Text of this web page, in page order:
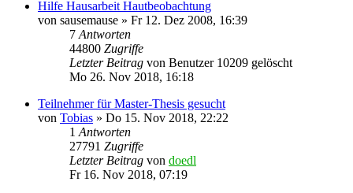
Hilfe Hausarbeit Hautbeobachtung
von sausemause » Fr 12. Dez 2008, 16:39
7 Antworten
44800 Zugriffe
Letzter Beitrag von Benutzer 10209 gelöscht
Mo 26. Nov 2018, 16:18
Teilnehmer für Master-Thesis gesucht
von Tobias » Do 15. Nov 2018, 22:22
1 Antworten
27791 Zugriffe
Letzter Beitrag von doedl
Fr 16. Nov 2018, 07:19